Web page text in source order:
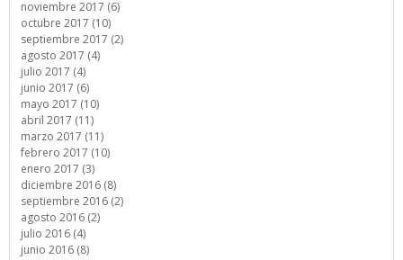
noviembre 2017 (6)
octubre 2017 (10)
septiembre 2017 (2)
agosto 2017 (4)
julio 2017 (4)
junio 2017 (6)
mayo 2017 (10)
abril 2017 (11)
marzo 2017 (11)
febrero 2017 (10)
enero 2017 (3)
diciembre 2016 (8)
septiembre 2016 (2)
agosto 2016 (2)
julio 2016 (4)
junio 2016 (8)